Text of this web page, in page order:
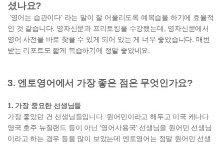
셨나요?
'영어는 습관이다' 라는 말이 잘 어울리도록 예복습을 하기에 효율적
인 것 같습니다. 영자신문과 프리토킹을 수강했는데, 영자신문에서
영어 사전을 바로 찾을 수 있게 되어 있는 게 너무 좋았습니다. 매번
받는 리포트도 짧게 복습하기에 정말 좋았네요.
3. 엔토영어에서 가장 좋은 점은 무엇인가요?
1. 가장 중요한 선생님들
가장 좋았던 건 선생님들입니다. 원어민이라고 해두고 미국 캐나다
영국 호주 뉴질랜드 등이 아닌 '영어사용국' 선생님을 원어민 선생님
이라고 하는 경우 등을 많이 보았는데 엔토영어는 정말 원어민 선생